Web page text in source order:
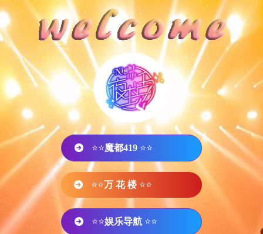
⭐⭐魔都419 ⭐⭐
⭐⭐万 花 楼 ⭐⭐
⭐⭐娱乐导航 ⭐⭐